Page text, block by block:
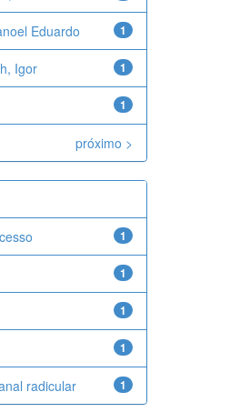
1
Eduardo
1
Igor
1
próximo >
1
1
1
1
1
radicular